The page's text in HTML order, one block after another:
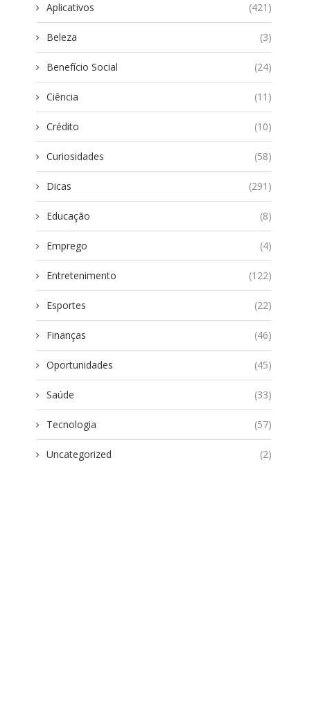
Aplicativos (421)
Beleza (3)
Benefício Social (24)
Ciência (11)
Crédito (10)
Curiosidades (58)
Dicas (291)
Educação (8)
Emprego (4)
Entretenimento (122)
Esportes (22)
Finanças (46)
Oportunidades (45)
Saúde (33)
Tecnologia (57)
Uncategorized (2)